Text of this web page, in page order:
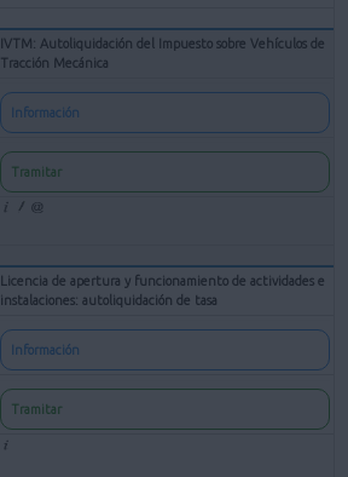
IVTM: Autoliquidación del Impuesto sobre Vehículos de
Tracción Mecánica
Información
Tramitar
Licencia de apertura y funcionamiento de actividades e
instalaciones: autoliquidación de tasa
Información
Tramitar